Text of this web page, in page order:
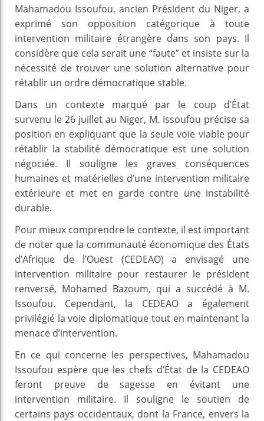
Mahamadou Issoufou, ancien Président du Niger, a
exprimé son opposition catégorique à toute
intervention militaire étrangère dans son pays. Il
considère que cela serait une “faute” et insiste sur la
nécessité de trouver une solution alternative pour
rétablir un ordre démocratique stable.
Dans un contexte marqué par le coup d’État
survenu le 26 juillet au Niger, M. Issoufou précise sa
position en expliquant que la seule voie viable pour
rétablir la stabilité démocratique est une solution
négociée. Il souligne les graves conséquences
humaines et matérielles d’une intervention militaire
extérieure et met en garde contre une instabilité
durable.
Pour mieux comprendre le contexte, il est important
de noter que la communauté économique des États
d’Afrique de l’Ouest (CEDEAO) a envisagé une
intervention militaire pour restaurer le président
renversé, Mohamed Bazoum, qui a succédé à M.
Issoufou. Cependant, la CEDEAO a également
privilégié la voie diplomatique tout en maintenant la
menace d’intervention.
En ce qui concerne les perspectives, Mahamadou
Issoufou espère que les chefs d’État de la CEDEAO
feront preuve de sagesse en évitant une
intervention militaire. Il souligne le soutien de
certains pays occidentaux, dont la France, envers la